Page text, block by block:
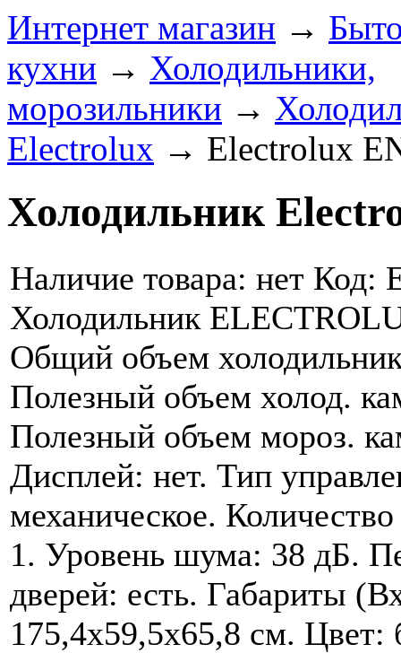
Интернет магазин →
кухни → Холодильники,
морозильники →
Electrolux → Electrolux
Холодильник
Наличие товара: нет Код:
Холодильник
Общий объем
Полезный объем холод.
Полезный объем мороз.
Дисплей: нет. Тип
механическое.
1. Уровень шума: 38 дБ.
дверей: есть. Габариты
175,4x59,5x65,8 см. Цвет: